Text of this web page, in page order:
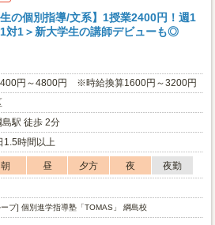
生の個別指導/文系】1授業2400円！週1
1対1＞新大学生の講師デビューも◎
円～4800円 ※時給換算1600円～3200円
駅 徒歩 2分
1.5時間以上
朝 昼 夕方 夜
夜勤
プ] 個別進学指導塾「TOMAS」 綱島校